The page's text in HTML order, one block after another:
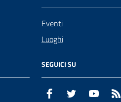
Eventi
Luoghi
SEGUICI SU
Facebook Twitter YouTube